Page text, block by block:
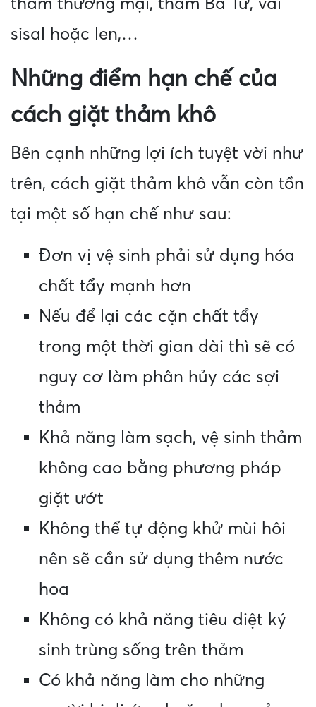
sisal hoặc len,…
Những điểm hạn chế của
cách giặt thảm khô
Bên cạnh những lợi ích tuyệt vời như
trên, cách giặt thảm khô vẫn còn tồn
tại một số hạn chế như sau:
Đơn vị vệ sinh phải sử dụng hóa
chất tẩy mạnh hơn
Nếu để lại các cặn chất tẩy
trong một thời gian dài thì sẽ có
nguy cơ làm phân hủy các sợi
thảm
Khả năng làm sạch, vệ sinh thảm
không cao bằng phương pháp
giặt ướt
Không thể tự động khử mùi hôi
nên sẽ cần sử dụng thêm nước
hoa
Không có khả năng tiêu diệt ký
sinh trùng sống trên thảm
Có khả năng làm cho những